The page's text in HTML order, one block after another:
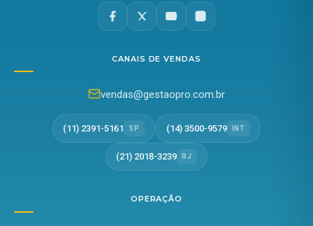
CANAIS DE VENDAS
vendas@gestaopro.com.br
(11) 2391-5161 SP (14) 3500-9579 INT
(21) 2018-3239 RJ
OPERAÇÃO